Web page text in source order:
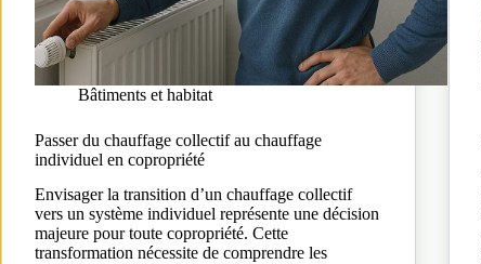
Bâtiments et habitat
Passer du chauffage collectif au chauffage
individuel en copropriété
Envisager la transition d’un chauffage collectif
vers un système individuel représente une décision
majeure pour toute copropriété. Cette
transformation nécessite de comprendre les